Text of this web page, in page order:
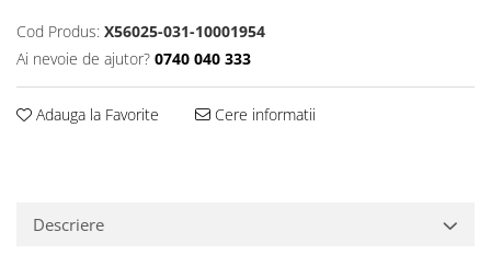
Airbag
Armuri
Protectii umeri/coate/solduri
Incaltaminte
Cod Produs: X56025-031-10001954
Ai nevoie de ajutor? 0740 040 333
Adauga la Favorite Cere informatii
Descriere